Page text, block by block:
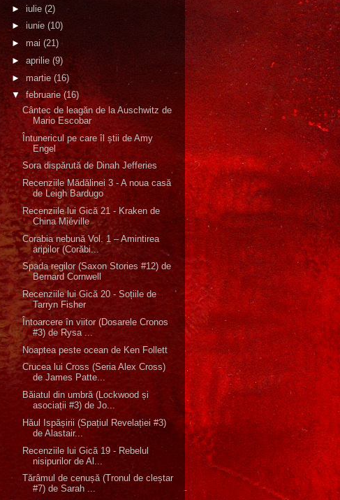
► iulie (2)
► iunie (10)
► mai (21)
► aprilie (9)
► martie(16)
▼februarie(16)
Cântec de leagăn de la Auschwitz de
Mario Escobar
Întunericul pe care îl știi de Amy
Engel
Sora dispărută de Dinah Jefferies
Recenziile Mădălinei 3 - A noua casă
de Leigh Bardugo
Recenziile lui Gică 21 - Kraken de
China Miéville
Corabia nebună Vol. 1 – Amintirea
aripilor (Corăbi...
Spada regilor (Saxon Stories #12) de
Bernard Cornwell
Recenziile lui Gică 20 - Soțiile de
Tarryn Fisher
Întoarcere în viitor (Dosarele Cronos
#3) de Rysa ...
Noaptea peste ocean de Ken Follett
Crucea lui Cross (Seria Alex Cross)
de James Patte...
Băiatul din umbră (Lockwood și
asociații #3) de Jo...
Hăul Ispășirii (Spațiul Revelației #3)
de Alastair...
Recenziile lui Gică 19 - Rebelul
nisipurilor de Al...
Tărâmul de cenușă (Tronul de cleștar
#7) de Sarah ...